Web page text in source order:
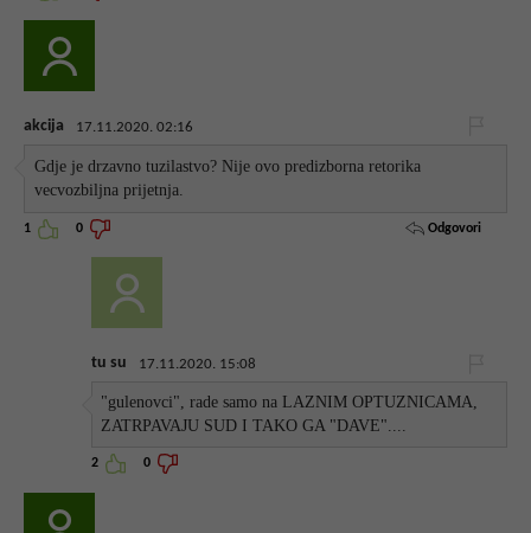
akcija 17.11.2020. 02:16
Gdje je drzavno tuzilastvo? Nije ovo predizborna retorika
vecvozbiljna prijetnja.
1 0 Odgovori
tu su 17.11.2020. 15:08
"gulenovci", rade samo na LAZNIM OPTUZNICAMA,
ZATRPAVAJU SUD I TAKO GA "DAVE"....
2 0